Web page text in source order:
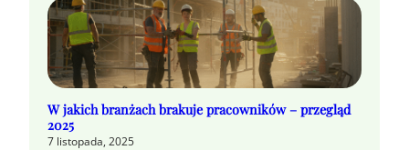
W jakich branżach brakuje pracowników – przegląd
2025
7 listopada, 2025